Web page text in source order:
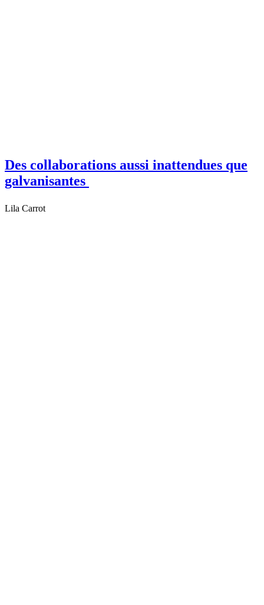
Des collaborations aussi inattendues que
galvanisantes
Lila Carrot